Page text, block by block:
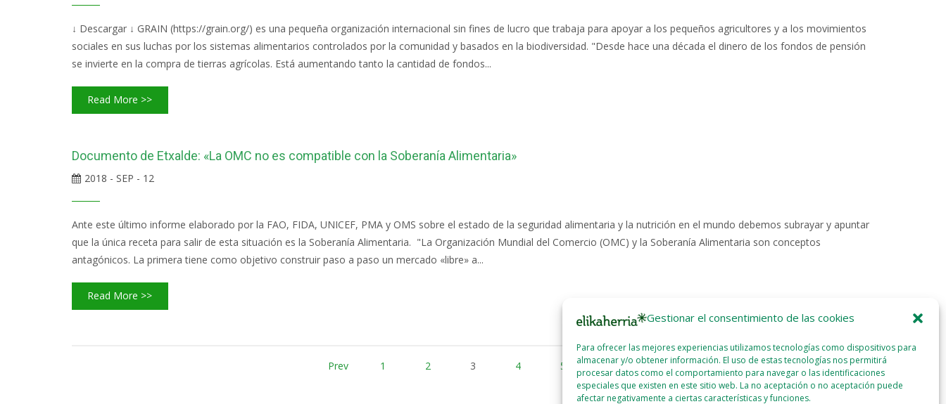
Gestionar el consentimiento de las cookies
Para ofrecer las mejores experiencias utilizamos tecnologías como dispositivos para
almacenar y/o obtener información. El uso de estas tecnologías nos permitirá
procesar datos como el comportamiento para navegar o las identificaciones
especiales que existen en este sitio web. La no aceptación o no aceptación puede
afectar negativamente a ciertas características y funciones.
↓ Descargar ↓ GRAIN (https://grain.org/) es una pequeña organización internacional sin fines de lucro que trabaja para apoyar a los pequeños agricultores y a los movimientos
sociales en sus luchas por los sistemas alimentarios controlados por la comunidad y basados en la biodiversidad. "Desde hace una década el dinero de los fondos de pensión
se invierte en la compra de tierras agrícolas. Está aumentando tanto la cantidad de fondos...
Read More >>
Documento de Etxalde: «La OMC no es compatible con la Soberanía Alimentaria»
2018 - SEP - 12
Ante este último informe elaborado por la FAO, FIDA, UNICEF, PMA y OMS sobre el estado de la seguridad alimentaria y la nutrición en el mundo debemos subrayar y apuntar
que la única receta para salir de esta situación es la Soberanía Alimentaria. "La Organización Mundial del Comercio (OMC) y la Soberanía Alimentaria son conceptos
antagónicos. La primera tiene como objetivo construir paso a paso un mercado «libre» a...
Read More >>
Prev 1 2 3 4 5 Next